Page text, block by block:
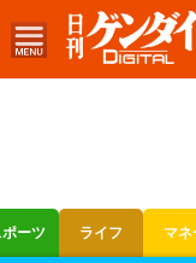
ーツ ライフ マネ